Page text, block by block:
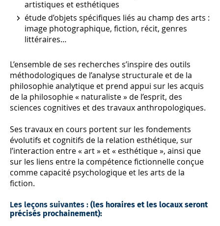
artistiques et esthétiques
étude d’objets spécifiques liés au champ des arts :
image photographique, fiction, récit, genres
littéraires…
L’ensemble de ses recherches s’inspire des outils
méthodologiques de l’analyse structurale et de la
philosophie analytique et prend appui sur les acquis
de la philosophie « naturaliste » de l’esprit, des
sciences cognitives et des travaux anthropologiques.
Ses travaux en cours portent sur les fondements
évolutifs et cognitifs de la relation esthétique, sur
l’interaction entre « art » et « esthétique », ainsi que
sur les liens entre la compétence fictionnelle conçue
comme capacité psychologique et les arts de la
fiction.
Les leçons suivantes : (les horaires et les locaux seront
précisés prochainement):